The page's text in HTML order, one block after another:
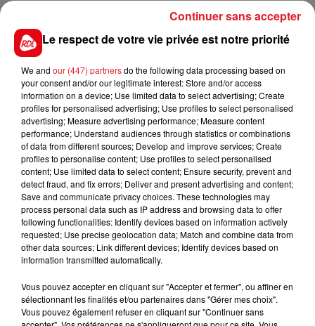
Plusieurs enseignes ferment également dans le Nord-
Pas-de-Calais, comme à Grande-Synthe ou
encore Saint-Martin-Boulogne. La boutique de
Dunkerque, elle, change de nom et devient JD Sports.
Le groupe français Chausport est entré dans la firme
Britannique JD Sports, en 2009. L’enseigne existait
depuis les années 90 dans l’Audomarois.
FIL D'ACTUS
Le respect de votre vie privée est notre priorité
We and our (447) partnersdo the following data processing based on
your consent and/or our legitimate interest: Store and/or access
information on a device; Use limited data to select advertising; Create
profiles for personalised advertising; Use profiles to select personalised
advertising; Measure advertising performance; Measure content
performance; Understand audiences through statistics or combinations
of data from different sources; Develop and improve services; Create
profiles to personalise content; Use profiles to select personalised
content; Use limited data to select content; Ensure security, prevent and
detect fraud, and fix errors; Deliver and present advertising and content;
Save and communicate privacy choices. These technologies may
process personal data such as IP address and browsing data to offer
following functionalities: Identify devices based on information actively
requested; Use precise geolocation data; Match and combine data from
other data sources; Link different devices; Identify devices based on
information transmitted automatically.
Vous pouvez accepter en cliquant sur "Accepter et fermer", ou affiner en
sélectionnant les finalités et/ou partenaires dans "Gérer mes choix".
Vous pouvez également refuser en cliquant sur "Continuer sans
Continuer sans accepter